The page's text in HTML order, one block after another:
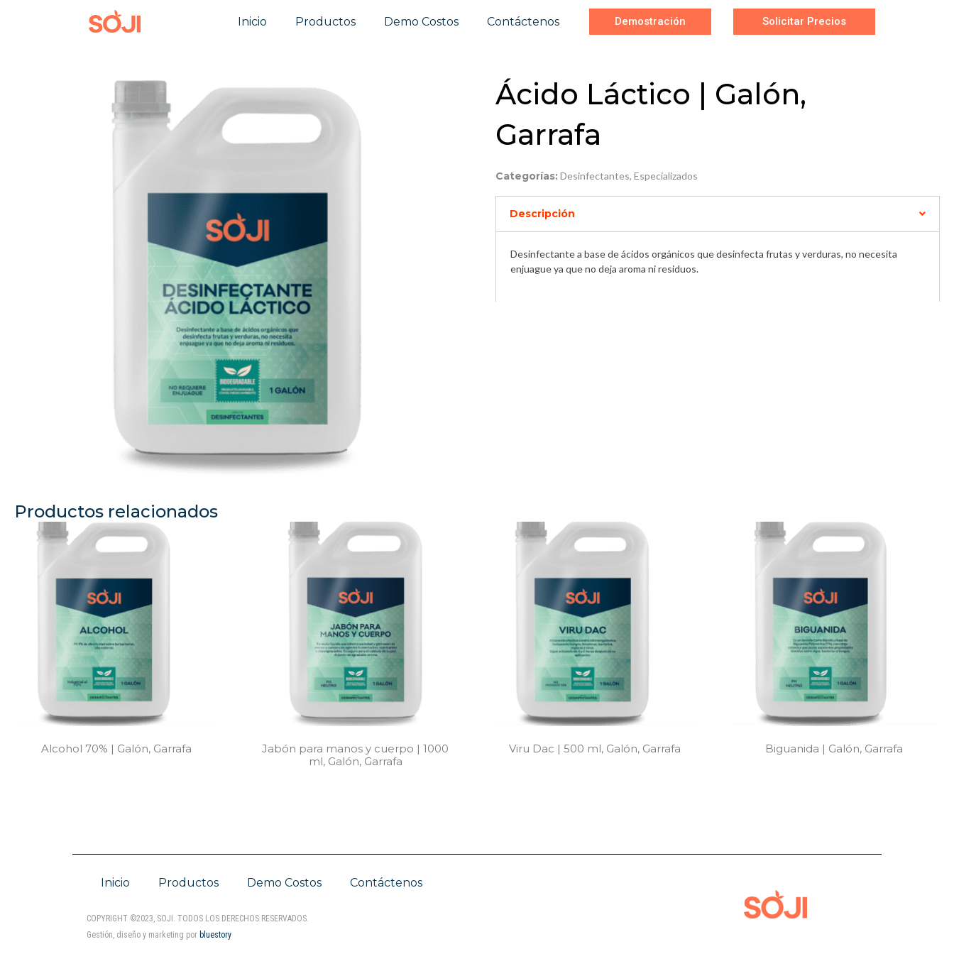
Inicio Productos Demo Costos Contáctenos Demostración Solicitar Precios
Ácido Láctico | Galón,
Garrafa
Categorías: Desinfectantes,Especializados
Descripción
Desinfectante a base de ácidos orgánicos que desinfecta frutas y verduras, no necesita
enjuague ya que no deja aroma ni residuos.
Productos relacionados
Alcohol 70% | Galón, Garrafa
Jabón para manos y cuerpo | 1000
ml, Galón, Garrafa
Viru Dac | 500 ml, Galón, Garrafa Biguanida | Galón, Garrafa
Inicio Productos Demo Costos Contáctenos
COPYRIGHT ©2023, SOJI. TODOS LOS DERECHOS RESERVADOS.
Gestión, diseño y marketing por bluestory